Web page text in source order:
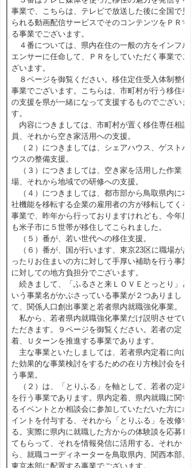
事業で、こちらは、テレビで放送した後に全国で見
られる動画配信サービスでそのコンテンツをＰＲす
る事業でございます。
４番については、県内在住の一般の方をインフル
エンサーに任命して、ＰＲをしていただく事業でご
ざいます。
８ページを御覧ください。移住定住受入体制整備
事業でございます。こちらは、市町村が行う移住者
の支援を県が一緒になって支援するものでございま
す。
内容につきましては、市町村が置く移住専任相談
員、それから空き家活用への支援。
（２）につきましては、シェアハウス、ゲストハ
ウスの整備支援。
（３）につきましては、空き家を活用した作業
場、それから地域での研修への支援。
（４）につきましては、都市部から鳥取県内に本
社機能を移転する企業の雇用者の方が移転してくる
事業で、昨年から行っておりますけれども、今年度
も米子市に５世帯が移住してこられました。
（５）番が、若い世代への移住支援。
（６）番が、国が行います、東京23区に職場があ
ったりお住まいの方に対して手厚い補助を行う事業
に対しての地方負担分でございます。
続きまして、「ふるさと来ＬＯＶＥとっとり」と
いう事業名がかぶさっている事業が２つありまし
て、関係人口創出事業と若者県内就職強化事業。
私から、若者県内就職強化事業だけ説明させてい
ただきます。９ページを御覧ください。若者の定
着、Ｕターンを推進する事業であります。
主な事業といたしましては、若者県内定着に向け
た効果的な事業検討をするための在り方検討会を行
う事業。
（２）は、「とりふる」を軸として、若者の定着
を行う事業であります。県内定着、県内就職に関す
るイベントとか相談会に参加していただいた方にポ
イントを付与する、それから「とりふる」を改修す
る。実際に県内に就職した方からの体験談を応募し
てもらって、それを情報発信に活用する。それか
ら、就職コーディネーターを鳥取県内、関西本部、
東京本部に配置する事業でございます。